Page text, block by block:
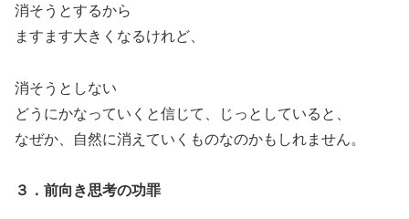
消そうとするから
ますます大きくなるけれど、
消そうとしない
どうにかなっていくと信じて、じっとしていると、
なぜか、自然に消えていくものなのかもしれません。
３．前向き思考の功罪